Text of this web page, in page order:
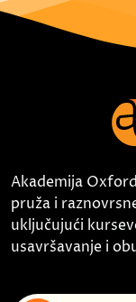
Akademija
pruža i
uključujući
usavršavanje i